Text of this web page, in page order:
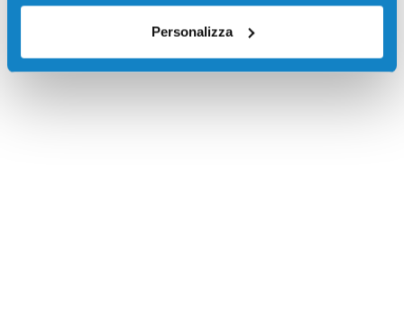
Personalizza
Recensioni